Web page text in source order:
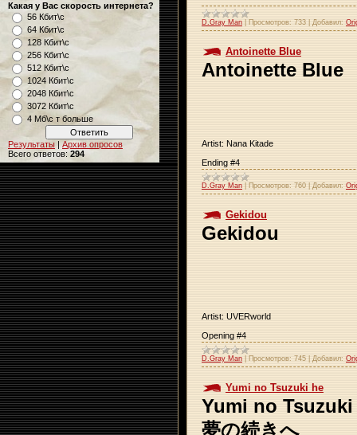
Какая у Вас скорость интернета?
56 Кбит\с
64 Кбит\с
128 Кбит\с
256 Кбит\с
512 Кбит\с
1024 Кбит\с
2048 Кбит\с
3072 Кбит\с
4 Мб\с т больше
Результаты |Архив опросов
Всего ответов: 294
D.Gray Man Просмотров: 733 Добавил:
Antoinette Blue
Antoinette Blue
Artist: Nana Kitade
Ending #4
D.Gray Man Просмотров: 760 Добавил:
Gekidou
Gekidou
Artist: UVERworld
Opening #4
D.Gray Man Просмотров: 745 Добавил:
Yumi no Tsuzuki he
Yumi no Tsuzuki
夢の続きへ